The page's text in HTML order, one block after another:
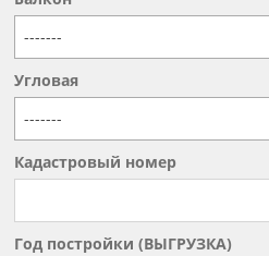
-------
Угловая
-------
Кадастровый номер
Год постройки (ВЫГРУЗКА)